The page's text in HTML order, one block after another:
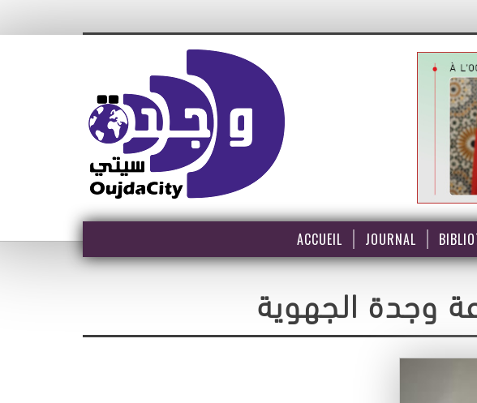
ACCUEIL JOURNAL
وجدة الجهوية